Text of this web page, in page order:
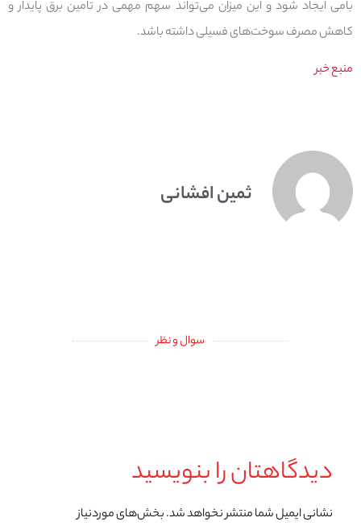
‌بامی ایجاد شود و این میزان می‌تواند سهم مهمی در تامین برق پایدار و
کاهش مصرف سوخت‌های فسیلی داشته باشد.
منبع خبر
ثمین افشانی
سوال و نظر
دیدگاهتان را بنویسید
نشانی ایمیل شما منتشر نخواهد شد.بخش‌های موردنیاز